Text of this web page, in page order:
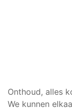
Onthoud, alles
We kunnen